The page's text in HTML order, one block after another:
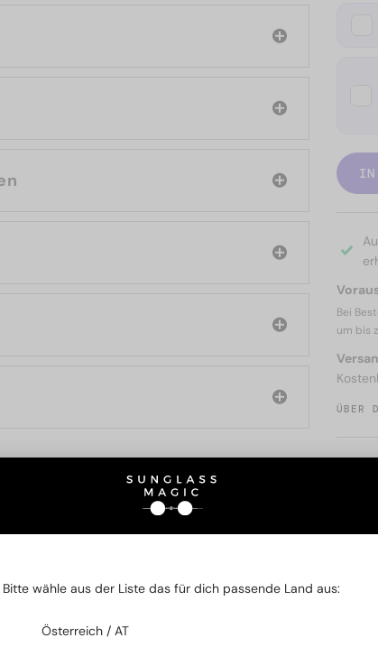
IN
Bei
um bis
ÜBER
AUCH
4 WERKTAGE 2-4 WERKTAGE
Bitte wähle aus der Liste das für dich passende Land aus:
Österreich / AT